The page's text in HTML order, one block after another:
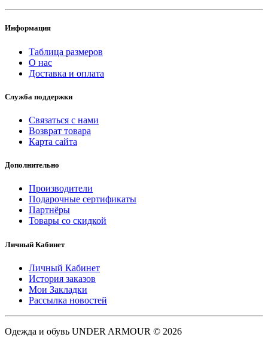
Информация
Таблица размеров
О нас
Доставка и оплата
Служба поддержки
Связаться с нами
Возврат товара
Карта сайта
Дополнительно
Производители
Подарочные сертификаты
Партнёры
Товары со скидкой
Личный Кабинет
Личный Кабинет
История заказов
Мои Закладки
Рассылка новостей
Одежда и обувь UNDER ARMOUR © 2026